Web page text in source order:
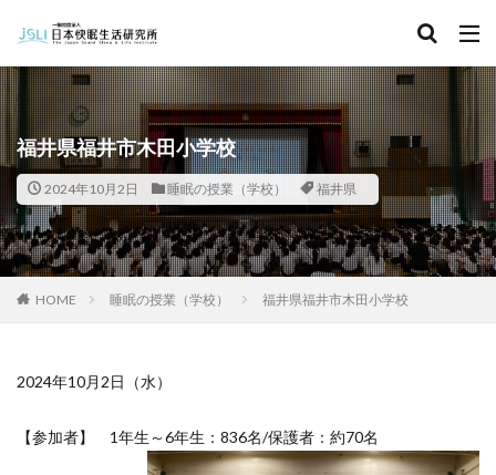
福井県福井市木田小学校
2024年10月2日 睡眠の授業（学校） 福井県
HOME 睡眠の授業（学校） 福井県福井市木田小学校
2024年10月2日（水）
【参加者】 1年生～6年生：836名/保護者：約70名
カテゴリー
タグ
北海道 青森県 秋田県 茨城県
埼玉県
千葉県
東京都 富山県 石川県
福井県
長野県
滋賀県 京都府 島根県
山口県